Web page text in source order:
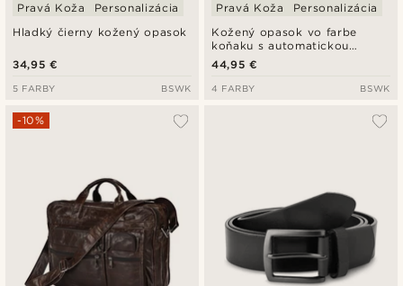
Hladký čierny kožený opasok
Pravá Koža Personalizácia
34,95 €
5 FARBY BSWK
Kožený opasok vo farbe
koňaku s automatickou
prackou
Pravá Koža Personalizácia
44,95 €
4 FARBY BSWK
-10%